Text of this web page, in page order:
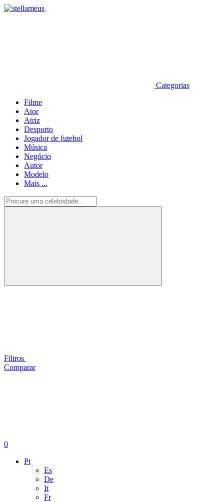
Categorias
Filme
Ator
Atriz
Desporto
Jogador de futebol
Música
Negócio
Autor
Modelo
Mais ...
Filtros
Comparar
0
Pt
Es
De
It
Fr